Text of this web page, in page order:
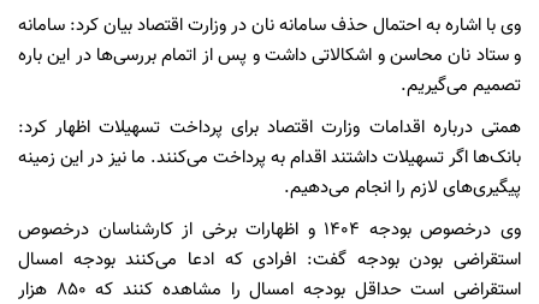
وی با اشاره به احتمال حذف سامانه نان در وزارت اقتصاد بیان کرد: سامانه
و ستاد نان محاسن و اشکالاتی داشت و پس از اتمام بررسی‌ها در این باره
تصمیم می‌گیریم.
همتی درباره اقدامات وزارت‌ اقتصاد برای پرداخت تسهیلات اظهار کرد:
بانک‌ها اگر تسهیلات داشتند اقدام به پرداخت می‌کنند. ما نیز در این زمینه
پیگیری‌های لازم را انجام می‌دهیم.
وی درخصوص بودجه ۱۴۰۴ و اظهارات برخی از کارشناسان درخصوص
استقراضی بودن بودجه گفت: افرادی که ادعا می‌کنند بودجه امسال
استقراضی است حداقل بودجه امسال‌ را مشاهده کنند که ۸۵۰ هزار